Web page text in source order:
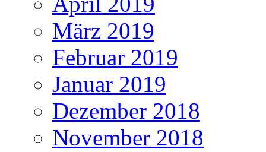
März 2019
Februar 2019
Januar 2019
Dezember 2018
November 2018